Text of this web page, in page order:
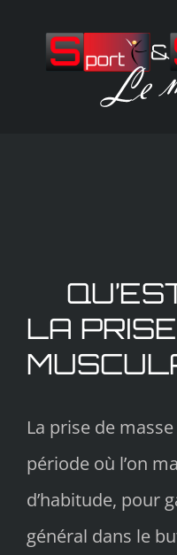
LA
La prise de masse
période où l’on
d’habitude, pour
général dans le